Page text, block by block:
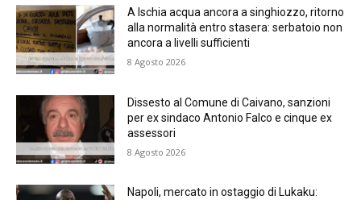
A Ischia acqua ancora a singhiozzo, ritorno
alla normalità entro stasera: serbatoio non
ancora a livelli sufficienti
8 Agosto 2026
Dissesto al Comune di Caivano, sanzioni
per ex sindaco Antonio Falco e cinque ex
assessori
8 Agosto 2026
Napoli, mercato in ostaggio di Lukaku: